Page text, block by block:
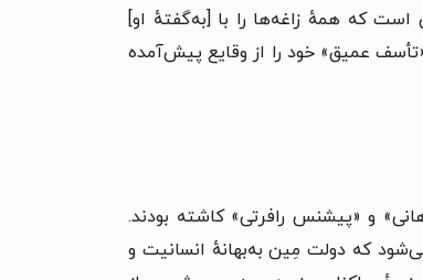
است که همهٔ زاغه‌ها را با [به‌گفتهٔ او]
منتشر و مراتب «تأسف عمیق» خود را از وقایع پیش‌آمده
و «پیشنس رافرتی» کاشته بودند.
می‌شود که دولت مِین به‌بهانهٔ انسانیت و